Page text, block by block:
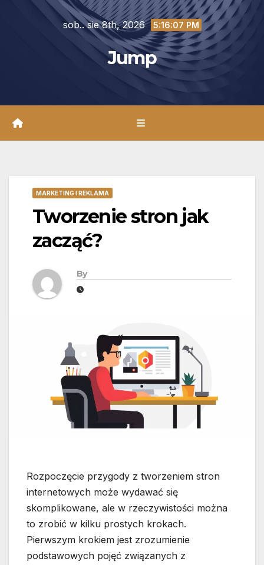
sob.. sie 8th, 2026 5:16:09 PM
Jump
MARKETING I REKLAMA
Tworzenie stron jak
zacząć?
By
Rozpoczęcie przygody z tworzeniem stron
internetowych może wydawać się
skomplikowane, ale w rzeczywistości można
to zrobić w kilku prostych krokach.
Pierwszym krokiem jest zrozumienie
podstawowych pojęć związanych z